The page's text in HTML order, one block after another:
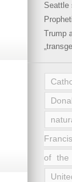
Seattle
Trump
Francis
of the